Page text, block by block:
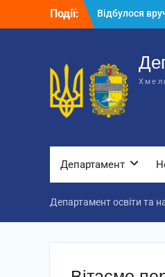
Події:
Відбулося
Департаменту
Відбулась
патріотичне
Відбулося
для потреб
Департамент
Департамент освіти та